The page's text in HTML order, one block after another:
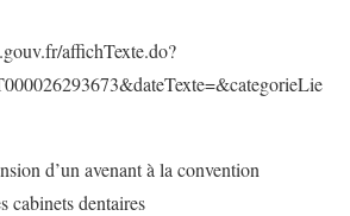
affichTexte.do?
d’un avenant à la convention
cabinets dentaires